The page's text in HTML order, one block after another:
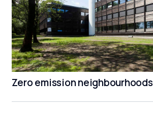
Zero emission neighbourhoods